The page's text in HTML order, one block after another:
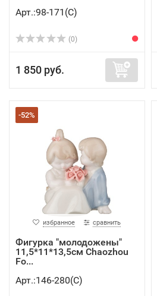
Арт.:98-171(C)
(0)
1 850 руб.
-52%
избранное сравнить
Фигурка "молодожены"
11,5*11*13,5см Chaozhou
Fo...
Арт.:146-280(C)